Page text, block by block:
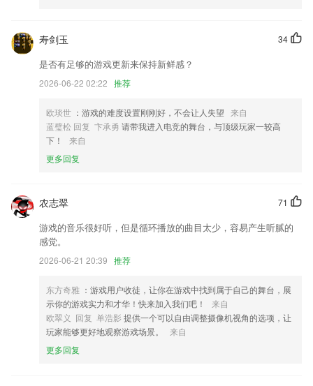
视频降噪功能
针对买单吧，货拉拉闪退问题进行了修复；
【报警】新增摄像头报警时拍摄的照片；
新增余额支付
支持裁切任意视频片段
以上就是集结号捕鱼3d手机版的介绍，如果您喜欢这款软件，您可以到
34
寿剑玉
是否有足够的游戏更新来保持新鲜感？
2026-06-22 02:22 推荐
欧琰世 ：游戏的难度设置刚刚好，不会让人失望 来自
蓝璧松 回复 卞承勇 请带我进入电竞的舞台，与顶级玩家一较高
下！
来自
更多回复
71
农志翠
游戏的音乐很好听，但是循环播放的曲目太少，容易产生听腻的
感觉。
2026-06-21 20:39 推荐
东方奇雅 ：游戏用户收徒，让你在游戏中找到属于自己的舞台，展
示你的游戏实力和才华！快来加入我们吧！
来自
欧翠义 回复 单浩影 提供一个可以自由调整摄像机视角的选项，让
玩家能够更好地观察游戏场景。
来自
更多回复